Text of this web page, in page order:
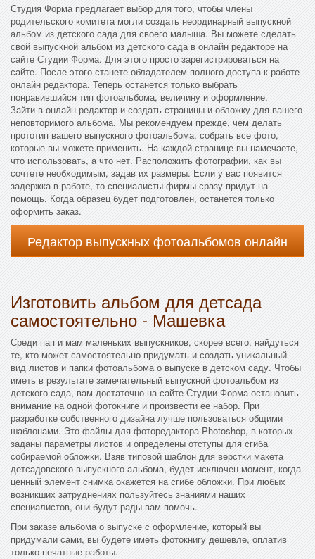
Студия Форма предлагает выбор для того, чтобы члены
родительского комитета могли создать неординарный выпускной
альбом из детского сада для своего малыша. Вы можете сделать
свой выпускной альбом из детского сада в онлайн редакторе на
сайте Студии Форма. Для этого просто зарегистрироваться на
сайте. После этого станете обладателем полного доступа к работе
онлайн редактора. Теперь останется только выбрать
понравившийся тип фотоальбома, величину и оформление.
Зайти в онлайн редактор и создать страницы и обложку для вашего
неповторимого альбома. Мы рекомендуем прежде, чем делать
прототип вашего выпускного фотоальбома, собрать все фото,
которые вы можете применить. На каждой странице вы намечаете,
что использовать, а что нет. Расположить фотографии, как вы
сочтете необходимым, задав их размеры. Если у вас появится
задержка в работе, то специалисты фирмы сразу придут на
помощь. Когда образец будет подготовлен, останется только
оформить заказ.
Редактор выпускных фотоальбомов онлайн
Изготовить альбом для детсада
самостоятельно - Машевка
Среди пап и мам маленьких выпускников, скорее всего, найдуться
те, кто может самостоятельно придумать и создать уникальный
вид листов и папки фотоальбома о выпуске в детском саду. Чтобы
иметь в результате замечательный выпускной фотоальбом из
детского сада, вам достаточно на сайте Студии Форма остановить
внимание на одной фотокниге и произвести ее набор. При
разработке собственного дизайна лучше пользоваться общими
шаблонами. Это файлы для фоторедактора Photoshop, в которых
заданы параметры листов и определены отступы для сгиба
собираемой обложки. Взяв типовой шаблон для верстки макета
детсадовского выпускного альбома, будет исключен момент, когда
ценный элемент снимка окажется на сгибе обложки. При любых
возникших затруднениях пользуйтесь знаниями наших
специалистов, они будут рады вам помочь.
При заказе альбома о выпуске с оформление, который вы
придумали сами, вы будете иметь фотокнигу дешевле, оплатив
только печатные работы.